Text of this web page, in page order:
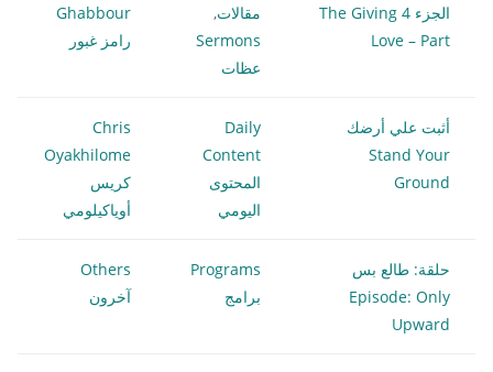
الجزء 4 The Giving
Love – Part
مقالات,
Sermons
عظات
Ghabbour
رامز غبور
أثبت علي أرضك
Stand Your
Ground
Daily
Content
المحتوى
اليومي
Chris
Oyakhilome
كريس
أوياكيلومي
حلقة: طالع بس
Episode: Only
Upward
Programs
برامج
Others
آخرون